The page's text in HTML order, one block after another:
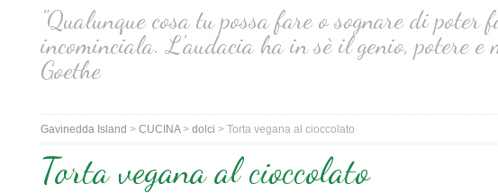
"Qualunque cosa tu possa fare o sognare di poter
incominciala. L'audacia ha in sè il genio, potere e
Goethe
Gavinedda Island > CUCINA> dolci > Torta vegana al cioccolato
Torta vegana al cioccolato